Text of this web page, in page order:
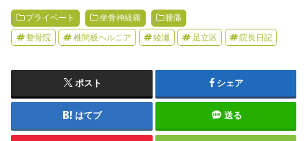
プライベート 坐骨神経痛 腰痛
整骨院 椎間板ヘルニア 綾瀬 足立区 院長日記
ポスト シェア
はてブ 送る